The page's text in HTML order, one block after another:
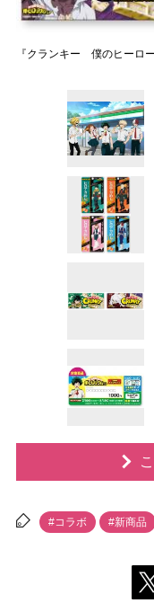
『クランキー 僕のヒーロ
#コラボ #新商品